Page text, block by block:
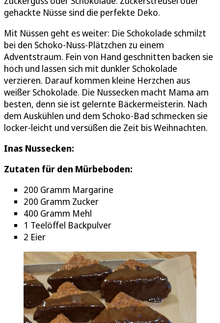
gehackte Nüsse sind die perfekte Deko.
Mit Nüssen geht es weiter: Die Schokolade schmilzt
bei den Schoko-Nuss-Plätzchen zu einem
Adventstraum. Fein von Hand geschnitten backen sie
hoch und lassen sich mit dunkler Schokolade
verzieren. Darauf kommen kleine Herzchen aus
weißer Schokolade. Die Nussecken macht Mama am
besten, denn sie ist gelernte Bäckermeisterin. Nach
dem Auskühlen und dem Schoko-Bad schmecken sie
locker-leicht und versüßen die Zeit bis Weihnachten.
Inas Nussecken:
Zutaten für den Mürbeboden:
200 Gramm Margarine
200 Gramm Zucker
400 Gramm Mehl
1 Teelöffel Backpulver
2 Eier